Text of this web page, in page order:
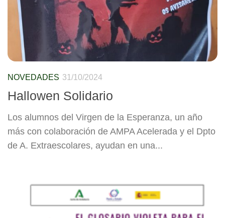
NOVEDADES 31/10/2024
Hallowen Solidario
Los alumnos del Virgen de la Esperanza, un año
más con colaboración de AMPA Acelerada y el Dpto
de A. Extraescolares, ayudan en una...